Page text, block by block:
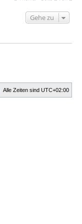
Gehe zu
Alle Zeiten sind UTC+02:00